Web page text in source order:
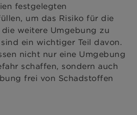
festgelegten
um das Risiko für die
weitere Umgebung zu
ein wichtiger Teil davon.
nicht nur eine Umgebung
schaffen, sondern auch
frei von Schadstoffen